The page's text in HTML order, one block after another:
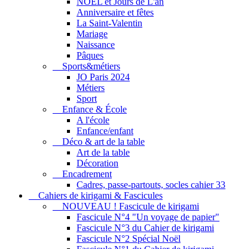
Anniversaire et fêtes
La Saint-Valentin
Mariage
Naissance
Pâques
Sports&métiers
JO Paris 2024
Métiers
Sport
Enfance & École
A l'école
Enfance/enfant
Déco & art de la table
Art de la table
Décoration
Encadrement
Cadres, passe-partouts, socles cahier 33
Cahiers de kirigami & Fascicules
NOUVEAU ! Fascicule de kirigami
Fascicule N°4 "Un voyage de papier"
Fascicule N°3 du Cahier de kirigami
Fascicule N°2 Spécial Noël